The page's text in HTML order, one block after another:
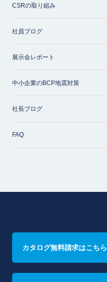
CSRの取り組み
社員ブログ
展示会レポート
中小企業のBCP地震対策
社長ブログ
FAQ
カタログ無料請求はこちら